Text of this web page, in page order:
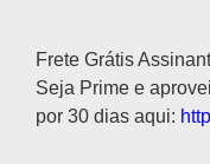
Frete Grátis
Seja Prime e
por 30 dias aqui: